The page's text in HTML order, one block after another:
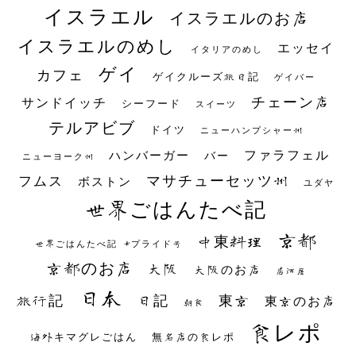
イスラエル イスラエルのお店
イスラエルのめし イタリアのめし エッセイ
カフェ ゲイ ゲイクルーズ旅日記 ゲイバー
サンドイッチ シーフード スイーツ チェーン店
テルアビブ ドイツ ニューハンプシャー州
ニューヨーク州 ハンバーガー バー ファラフェル
フムス ボストン マサチューセッツ州 ユダヤ
世界ごはんたべ記
世界ごはんたべ記 #プライド号 中東料理 京都
京都のお店 大阪 大阪のお店 居酒屋
旅行記 日本 日記 朝食 東京 東京のお店
海外キマグレごはん 無名店の食レポ 食レポ